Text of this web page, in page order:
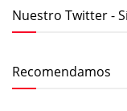
Nuestro Twitter -
Recomendamos